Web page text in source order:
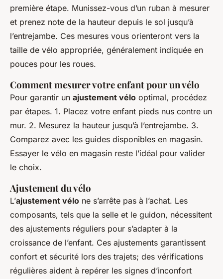
première étape. Munissez-vous d’un ruban à mesurer
et prenez note de la hauteur depuis le sol jusqu’à
l’entrejambe. Ces mesures vous orienteront vers la
taille de vélo appropriée, généralement indiquée en
pouces pour les roues.
Comment mesurer votre enfant pour un vélo
Pour garantir un ajustement vélo optimal, procédez
par étapes. 1. Placez votre enfant pieds nus contre un
mur. 2. Mesurez la hauteur jusqu’à l’entrejambe. 3.
Comparez avec les guides disponibles en magasin.
Essayer le vélo en magasin reste l’idéal pour valider
le choix.
Ajustement du vélo
L’ajustement vélo ne s’arrête pas à l’achat. Les
composants, tels que la selle et le guidon, nécessitent
des ajustements réguliers pour s’adapter à la
croissance de l’enfant. Ces ajustements garantissent
confort et sécurité lors des trajets; des vérifications
régulières aident à repérer les signes d’inconfort